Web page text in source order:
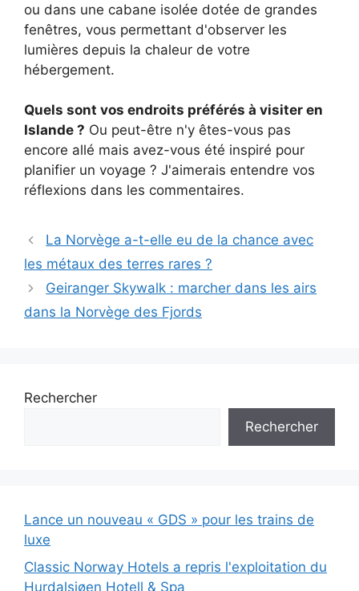
ou dans une cabane isolée dotée de grandes
fenêtres, vous permettant d'observer les
lumières depuis la chaleur de votre
hébergement.
Quels sont vos endroits préférés à visiter en
Islande ? Ou peut-être n'y êtes-vous pas
encore allé mais avez-vous été inspiré pour
planifier un voyage ? J'aimerais entendre vos
réflexions dans les commentaires.
La Norvège a-t-elle eu de la chance avec
les métaux des terres rares ?
Geiranger Skywalk : marcher dans les airs
dans la Norvège des Fjords
Rechercher
Rechercher
Lance un nouveau « GDS » pour les trains de
luxe
Classic Norway Hotels a repris l'exploitation du
Hurdalsjøen Hotell & Spa